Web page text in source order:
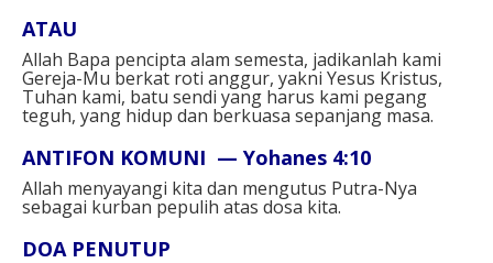
ATAU⁣
Allah Bapa pencipta alam semesta, jadikanlah kami
Gereja-Mu berkat roti anggur, yakni Yesus Kristus,
Tuhan kami, batu sendi yang harus kami pegang
teguh, yang hidup dan berkuasa sepanjang masa.⁣⁣
ANTIFON KOMUNI — Yohanes 4:10⁣
Allah menyayangi kita dan mengutus Putra-Nya
sebagai kurban pepulih atas dosa kita.⁣⁣
DOA PENUTUP⁣